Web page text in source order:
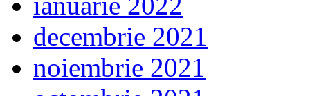
decembrie 2021
noiembrie 2021